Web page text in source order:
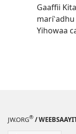
Gaaffii
Yihowaa
JW.ORG® /